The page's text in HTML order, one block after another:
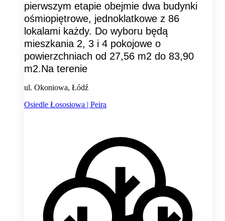
pierwszym etapie obejmie dwa budynki
ośmiopiętrowe, jednoklatkowe z 86
lokalami każdy. Do wyboru będą
mieszkania 2, 3 i 4 pokojowe o
powierzchniach od 27,56 m2 do 83,90
m2.Na terenie
ul. Okoniowa, Łódź
Osiedle Łososiowa | Peira